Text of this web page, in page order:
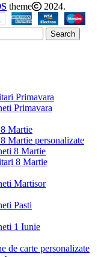
theme 2024.
Search
Primavara
Primavara
Martie
Martie personalizate
8 Martie
8 Martie
Martisor
Pasti
1 Iunie
de carte personalizate